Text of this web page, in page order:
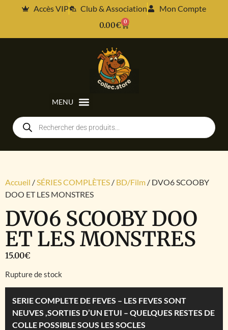
Accès VIP Club & Association
Mon Compte
0.00€ 0
Accueil /SÉRIES COMPLÈTES / BD/Film / DVO6 SCOOBY
DOO ET LES MONSTRES
DVO6 SCOOBY DOO
ET LES MONSTRES
15.00€
Rupture de stock
SERIE COMPLETE DE FEVES – LES FEVES SONT
NEUVES ,SORTIES D’UN ETUI – QUELQUES RESTES DE
COLLE POSSIBLE SOUS LES SOCLES